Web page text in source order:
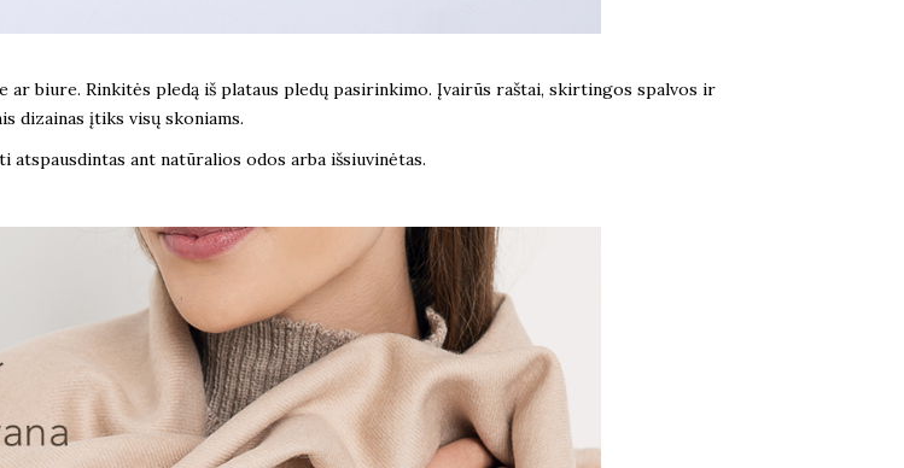
ar biure. Rinkitės pledą iš plataus pledų pasirinkimo. Įvairūs raštai, skirtingos spalvos ir
dizainas įtiks visų skoniams.
atspausdintas ant natūralios odos arba išsiuvinėtas.